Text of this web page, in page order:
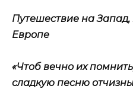
Путешествие на Запад,
Европе
«Чтоб вечно их
сладкую песню